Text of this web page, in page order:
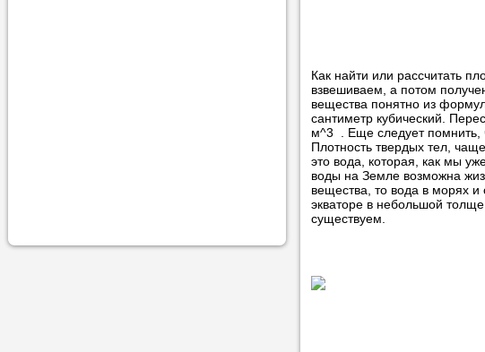
Как найти или рассчитать
взвешиваем, а потом
вещества понятно из
сантиметр кубический.
м^3 . Еще следует помнить,
Плотность твердых тел,
это вода, которая, как мы
воды на Земле возможна
вещества, то вода в морях
экваторе в небольшой
существуем.